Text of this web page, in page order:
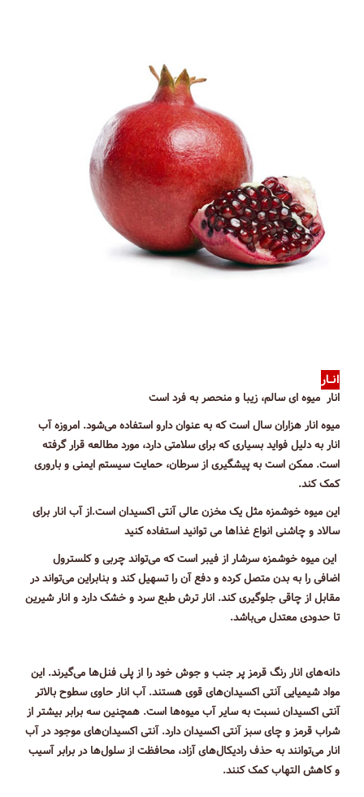
انــار
انار میوه ای سالم، زیبا و منحصر به فرد است
میوه انار هزاران سال است که به عنوان دارو استفاده می‌شود. امروزه آب
انار به دلیل فواید بسیاری که برای سلامتی دارد، مورد مطالعه قرار گرفته
است. ممکن است به پیشگیری از سرطان، حمایت سیستم ایمنی و باروری
کمک کند.
این میوه خوشمزه مثل یک مخزن عالی آنتی اکسیدان است.از آب انار برای
سالاد و چاشنی انواع غذاها می توانید استفاده کنید
این میوه خوشمزه سرشار از فیبر است که می‌تواند چربی و کلسترول
اضافی را به بدن متصل کرده و دفع آن را تسهیل کند و بنابراین می‌تواند در
مقابل از چاقی جلوگیری کند. انار ترش طبع سرد و خشک دارد و انار شیرین
تا حدودی معتدل می‌باشد.
دانه‌های انار رنگ قرمز پر جنب و جوش خود را از پلی فنل‌ها می‌گیرند. این
مواد شیمیایی آنتی اکسیدان‌های قوی هستند. آب انار حاوی سطوح بالاتر
آنتی اکسیدان نسبت به سایر آب میوه‌ها است. همچنین سه برابر بیشتر از
شراب قرمز و چای سبز آنتی اکسیدان دارد. آنتی اکسیدان‌های موجود در آب
انار می‌توانند به حذف رادیکال‌های آزاد، محافظت از سلول‌ها در برابر آسیب
و کاهش التهاب کمک کنند.